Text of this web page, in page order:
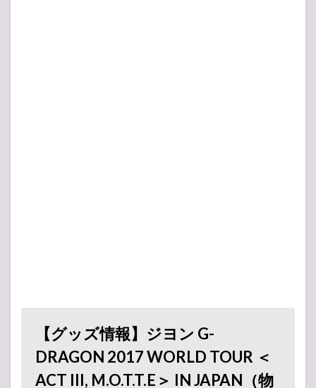
【グッズ情報】ジヨン G-
DRAGON 2017 WORLD TOUR ＜
ACT III, M.O.T.T.E＞ IN JAPAN（物